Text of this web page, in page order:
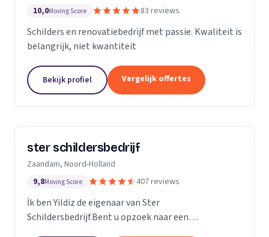
10,0Moving Score 83 reviews
Schilders en renovatiebedrijf met passie. Kwaliteit is
belangrijk, niet kwantiteit
Bekijk profiel Vergelijk offertes
ster schildersbedrijf
Zaandam, Noord-Holland
9,8Moving Score 407 reviews
İk ben Yildiz de eigenaar van Ster
Schildersbedrijf.Bent u opzoek naar een